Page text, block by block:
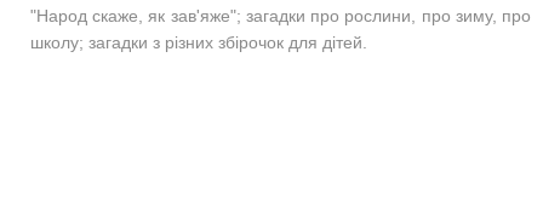
"Народ скаже, як зав'яже"; загадки про рослини, про зиму, про
школу; загадки з різних збірочок для дітей.